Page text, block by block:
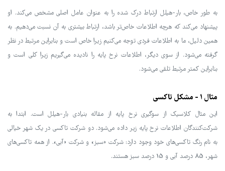
به طور خاص، بار-هیلل ارتباط درک شده را به عنوان عامل اصلی مشخص می‌کند. او
پیشنهاد می‌کند که هرچه اطلاعات خاص‌تر باشد، ارتباط بیشتری به آن نسبت می‌دهیم. به
همین دلیل، ما به اطلاعات فردی توجه می‌کنیم زیرا خاص است و بنابراین مرتبط در نظر
گرفته می‌شود. از سوی دیگر، اطلاعات نرخ پایه را نادیده می‌گیریم زیرا کلی است و
بنابراین کمتر مرتبط تلقی می‌شود.
مثال 1 - مشکل تاکسی
این مثال کلاسیک از سوگیری نرخ پایه از مقاله بنیادی بار-هیلل است. ابتدا به
شرکت‌کنندگان اطلاعات نرخ پایه زیر داده می‌شود. دو شرکت تاکسی در یک شهر خیالی
به نام رنگ تاکسی‌های خود وجود دارد: شرکت «سبز» و شرکت «آبی». از همه تاکسی‌های
شهر، 85 درصد آبی و 15 درصد سبز هستند.